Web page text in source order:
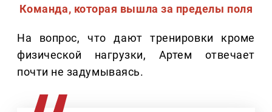
Команда, которая вышла за пределы поля
На вопрос, что дают тренировки кроме
физической нагрузки, Артем отвечает
почти не задумываясь.